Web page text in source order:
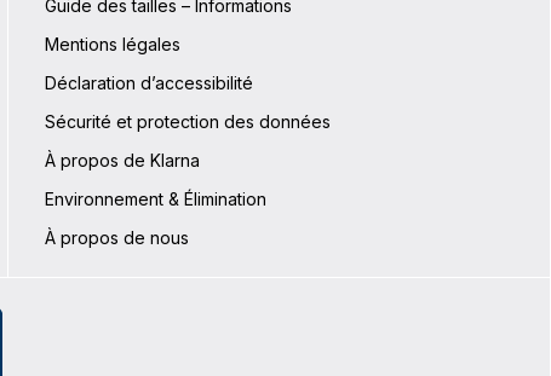
Guide des tailles – Informations
Mentions légales
Déclaration d’accessibilité
Sécurité et protection des données
À propos de Klarna
Environnement & Élimination
À propos de nous